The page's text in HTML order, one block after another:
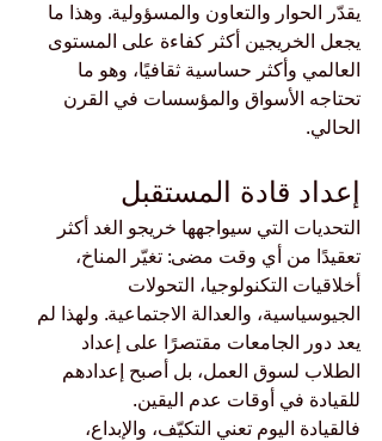
يقدّر الحوار والتعاون والمسؤولية. وهذا ما
يجعل الخريجين أكثر كفاءة على المستوى
العالمي وأكثر حساسية ثقافيًا، وهو ما
تحتاجه الأسواق والمؤسسات في القرن
الحالي.
إعداد قادة المستقبل
التحديات التي سيواجهها خريجو الغد أكثر
تعقيدًا من أي وقت مضى: تغيّر المناخ،
أخلاقيات التكنولوجيا، التحولات
الجيوسياسية، والعدالة الاجتماعية. ولهذا لم
يعد دور الجامعات مقتصرًا على إعداد
الطلاب لسوق العمل، بل أصبح إعدادهم
للقيادة في أوقات عدم اليقين.
فالقيادة اليوم تعني التكيّف، والإبداع،